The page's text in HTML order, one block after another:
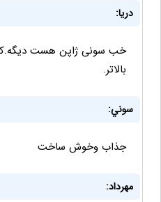
دریا:
خب سونی ژاپن هست
بالاتر.
سوني:
جذاب وخوش ساخت
مهرداد: